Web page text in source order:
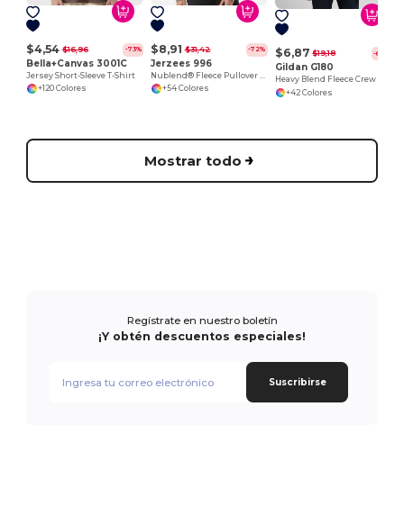
$4,54 $16,96 -73%
Bella+Canvas 3001C
Jersey Short-Sleeve T-Shirt
+120 Colores
$8,91 $31,42 -72%
Jerzees 996
+54 Colores
$6,87 $19,18 -64%
Gildan G180
Heavy Blend Fleece Crew
+42 Colores
Mostrar todo
Regístrate en nuestro boletín
¡Y obtén descuentos especiales!
Suscribirse